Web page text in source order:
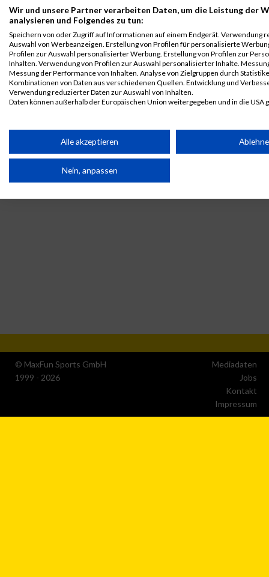
B2Run Berlin
Teamwertung
mixed
10732 Marcel Lohmueller
AG
B2Run Berlin
Teamwertung
mixed
10733 Marcel Lohmueller 0000 GER
Siemens
AG
Team Position, DNS = Did not start, DNF = Did not finish, DQ =
© MaxFun Sports GmbH
1999 - 2026
Mediadaten
Jobs
Kontakt
Impressum
Wir und unsere Partner verarbeiten Daten, um die Leistung der
analysieren und Folgendes zu tun:
Speichern von oder Zugriff auf Informationen auf einem Endgerät. Verwendung
Auswahl von Werbeanzeigen. Erstellung von Profilen für personalisierte
Profilen zur Auswahl personalisierter Werbung. Erstellung von Profilen zur
Inhalten. Verwendung von Profilen zur Auswahl personalisierter Inhalte.
Messung der Performance von Inhalten. Analyse von Zielgruppen durch
Kombinationen von Daten aus verschiedenen Quellen. Entwicklung und
Verwendung reduzierter Daten zur Auswahl von Inhalten.
Daten können außerhalb der Europäischen Union weitergegeben und in die USA
Partnerliste anzeigen (1 IAB-Anbieter)
Wir nutzen Ihre Daten für folgende Zwecke:
IAB-Verarbeitungszwecke:
Verwendung von Profilen zur Auswahl personalisierter Inhalte
Alle akzeptieren
Nein, anpassen